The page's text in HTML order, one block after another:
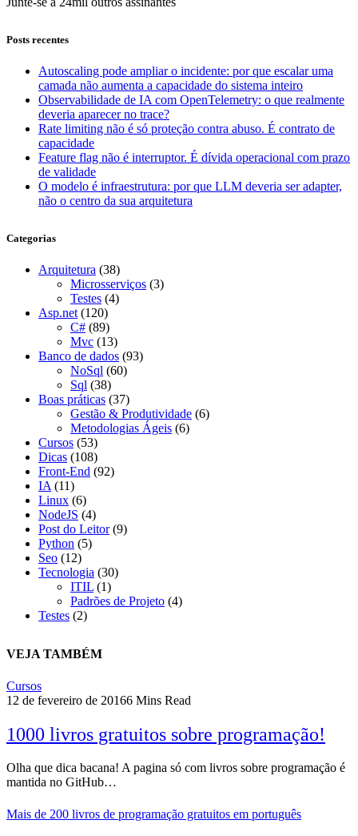
Posts recentes
Autoscaling pode ampliar o incidente: por que escalar uma
camada não aumenta a capacidade do sistema inteiro
Observabilidade de IA com OpenTelemetry: o que realmente
deveria aparecer no trace?
Rate limiting não é só proteção contra abuso. É contrato de
capacidade
Feature flag não é interruptor. É dívida operacional com prazo
de validade
O modelo é infraestrutura: por que LLM deveria ser adapter,
não o centro da sua arquitetura
Categorias
Arquitetura (38)
Microsserviços (3)
Testes (4)
Asp.net (120)
C# (89)
Mvc (13)
Banco de dados (93)
NoSql (60)
Sql (38)
Boas práticas (37)
Gestão & Produtividade (6)
Metodologias Ágeis (6)
Cursos (53)
Dicas (108)
Front-End (92)
IA (11)
Linux (6)
NodeJS (4)
Post do Leitor(9)
Python (5)
Seo (12)
Tecnologia (30)
ITIL (1)
Padrões de Projeto (4)
Testes (2)
VEJA TAMBÉM
Cursos
12 de fevereiro de 20166 Mins Read
1000 livros gratuitos sobre programação!
Olha que dica bacana! A pagina só com livros sobre programação é
mantida no GitHub…
Mais de 200 livros de programação gratuitos em português